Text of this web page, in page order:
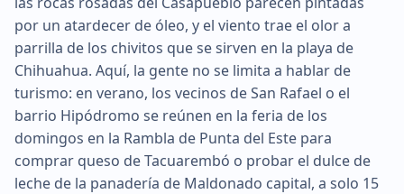
por un atardecer de óleo, y el viento trae el olor a
parrilla de los chivitos que se sirven en la playa de
Chihuahua. Aquí, la gente no se limita a hablar de
turismo: en verano, los vecinos de San Rafael o el
barrio Hipódromo se reúnen en la feria de los
domingos en la Rambla de Punta del Este para
comprar queso de Tacuarembó o probar el dulce de
leche de la panadería de Maldonado capital, a solo 15